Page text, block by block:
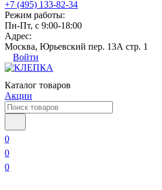
+7 (495) 133-82-34
Режим работы:
Пн-Пт, с 9:00-18:00
Адрес:
Москва, Юрьевский пер. 13А стр. 1
Войти
Каталог товаров
Акции
0
0
0